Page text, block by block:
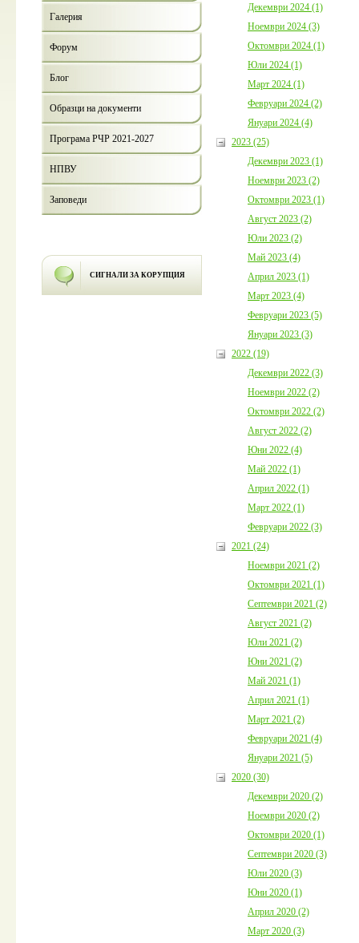
Галерия
Форум
Блог
Образци на документи
Програма РЧР 2021-2027
НПВУ
Заповеди
СИГНАЛИ ЗА КОРУПЦИЯ
Декември 2024 (1)
Ноември 2024 (3)
Октомври 2024 (1)
Юли 2024 (1)
Март 2024 (1)
Февруари 2024 (2)
Януари 2024 (4)
2023 (25)
Декември 2023 (1)
Ноември 2023 (2)
Октомври 2023 (1)
Август 2023 (2)
Юли 2023 (2)
Май 2023 (4)
Април 2023 (1)
Март 2023 (4)
Февруари 2023 (5)
Януари 2023 (3)
2022 (19)
Декември 2022 (3)
Ноември 2022 (2)
Октомври 2022 (2)
Август 2022 (2)
Юни 2022 (4)
Май 2022 (1)
Април 2022 (1)
Март 2022 (1)
Февруари 2022 (3)
2021 (24)
Ноември 2021 (2)
Октомври 2021 (1)
Септември 2021 (2)
Август 2021 (2)
Юли 2021 (2)
Юни 2021 (2)
Май 2021 (1)
Април 2021 (1)
Март 2021 (2)
Февруари 2021 (4)
Януари 2021 (5)
2020 (30)
Декември 2020 (2)
Ноември 2020 (2)
Октомври 2020 (1)
Септември 2020 (3)
Юли 2020 (3)
Юни 2020 (1)
Април 2020 (2)
Март 2020 (3)